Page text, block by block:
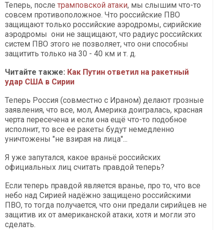
Теперь, после трамповской атаки, мы слышим что-то
совсем противоположное. Что российские ПВО
защищают только российские аэродромы, сирийские
аэродромы они не защищают, что радиус российских
систем ПВО этого не позволяет, что они способны
защитить только на 30 - 40 км и т. д.
Читайте также: Как Путин ответил на ракетный
удар США в Сирии
Теперь Россия (совместно с Ираном) делают грозные
заявления, что все, мол, Америка доигралась, красная
черта пересечена и если она ещё что-то подобное
исполнит, то все ее ракеты будут немедленно
уничтожены "не взирая на лица"...
Я уже запутался, какое враньё российских
официальных лиц считать правдой теперь?
Если теперь правдой является вранье, про то, что все
небо над Сирией надёжно защищено российскими
ПВО, то тогда получается, что они предали сирийцев не
защитив их от американской атаки, хотя и могли это
сделать.